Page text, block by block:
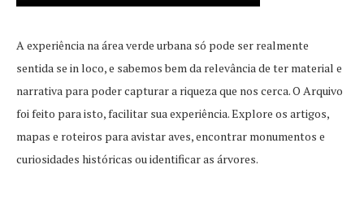
A experiência na área verde urbana só pode ser realmente
sentida se in loco, e sabemos bem da relevância de ter material e
narrativa para poder capturar a riqueza que nos cerca. O Arquivo
foi feito para isto, facilitar sua experiência. Explore os artigos,
mapas e roteiros para avistar aves, encontrar monumentos e
curiosidades históricas ou identificar as árvores.